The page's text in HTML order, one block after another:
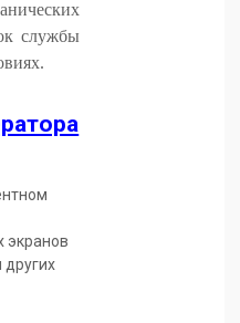
службы
экранов
других